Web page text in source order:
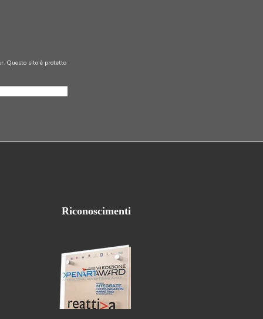
Riconoscimenti